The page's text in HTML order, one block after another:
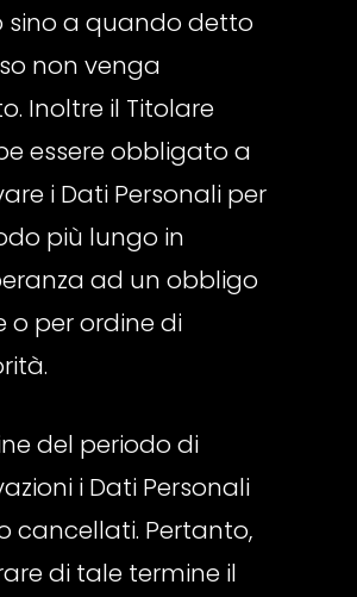
sino a quando detto
non venga
Inoltre il Titolare
essere obbligato a
i Dati Personali per
più lungo in
ad un obbligo
o per ordine di
del periodo di
i Dati Personali
cancellati. Pertanto,
di tale termine il